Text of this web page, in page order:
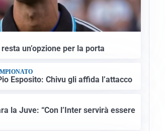
un’opzione per la porta
Esposito: Chivu gli affida l’attacco
la Juve: “Con l’Inter servirà essere